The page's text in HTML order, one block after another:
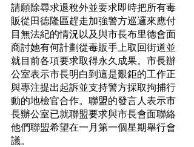
請願除尋求退稅外並要求即時把所有毒
販從田德隆區趕走加強警方巡邏來應付
目無法紀的情況以及與市長布里德會面
商討她有何計劃從毒販手上取回街道並
就目前各項要求取得永久成果。市長辦
公室表示市長明白到這是艱鉅的工作正
與專注提出起訴並支持警方採取拘捕行
動的地檢官合作。聯盟的發言人表示市
長辦公室已就聯盟要求與市長會面聯絡
他們聯盟希望在一月第一個星期舉行會
議。